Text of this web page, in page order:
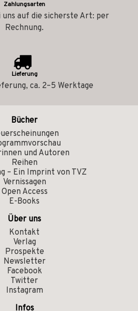
Zahlungsarten
uns auf die sicherste Art: per
Rechnung.
Lieferung
ca. 2–5 Werktage
Bücher
und Autoren
Reihen
– Ein Imprint von TVZ
Vernissagen
Open Access
E-Books
Über uns
Kontakt
Verlag
Prospekte
Newsletter
Facebook
Twitter
Instagram
Infos